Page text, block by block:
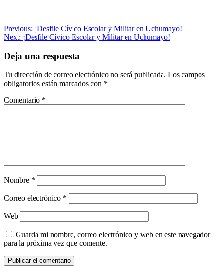
Navegación
de
entradas
Previous: ¡Desfile Cívico Escolar y Militar en Uchumayo!
Next: ¡Desfile Cívico Escolar y Militar en Uchumayo!
Deja una respuesta
Tu dirección de correo electrónico no será publicada. Los campos
obligatorios están marcados con *
Comentario *
Nombre *
Correo electrónico *
Web
Guarda mi nombre, correo electrónico y web en este navegador
para la próxima vez que comente.